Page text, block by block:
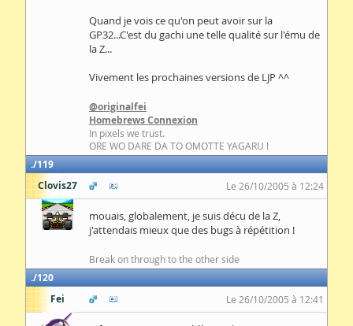
Quand je vois ce qu'on peut avoir sur la
GP32...C'est du gachi une telle qualité sur l'ému de
la Z...
Vivement les prochaines versions de LJP ^^
@originalfei
Homebrews Connexion
In pixels we trust.
ORE WO DARE DA TO OMOTTE YAGARU !
119
Clovis27
Le 26/10/2005 à 12:24
mouais, globalement, je suis décu de la Z,
j'attendais mieux que des bugs à répétition !
Break on through to the other side
120
Fei
Le 26/10/2005 à 12:41